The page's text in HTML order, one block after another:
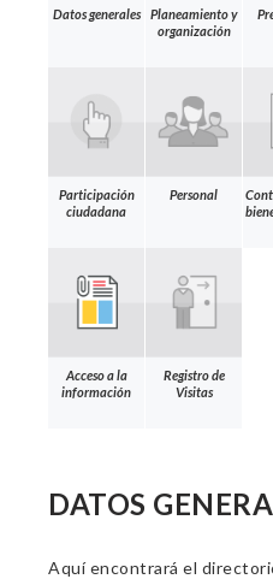
Datos generales
Planeamiento y
organización
Participación
ciudadana
Personal
Acceso a la
información
Registro de
Visitas
DATOS
Aquí encontrará el